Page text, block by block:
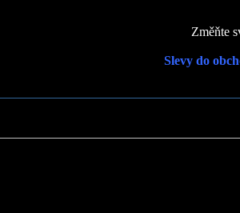
Změňte
Slevy do